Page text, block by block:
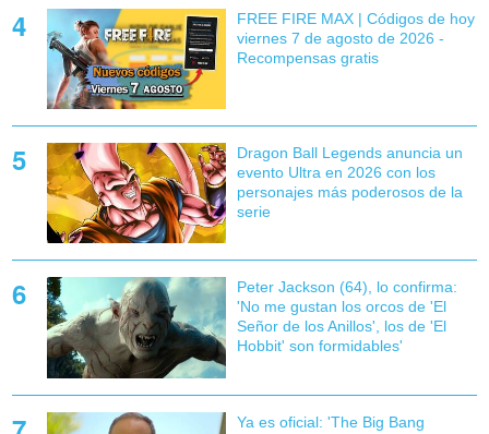
FREE FIRE MAX | Códigos de hoy
viernes 7 de agosto de 2026 -
Recompensas gratis
Dragon Ball Legends anuncia un
evento Ultra en 2026 con los
personajes más poderosos de la
serie
Peter Jackson (64), lo confirma:
'No me gustan los orcos de 'El
Señor de los Anillos', los de 'El
Hobbit' son formidables'
Ya es oficial: 'The Big Bang